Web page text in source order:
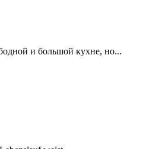
и большой кухне, но...